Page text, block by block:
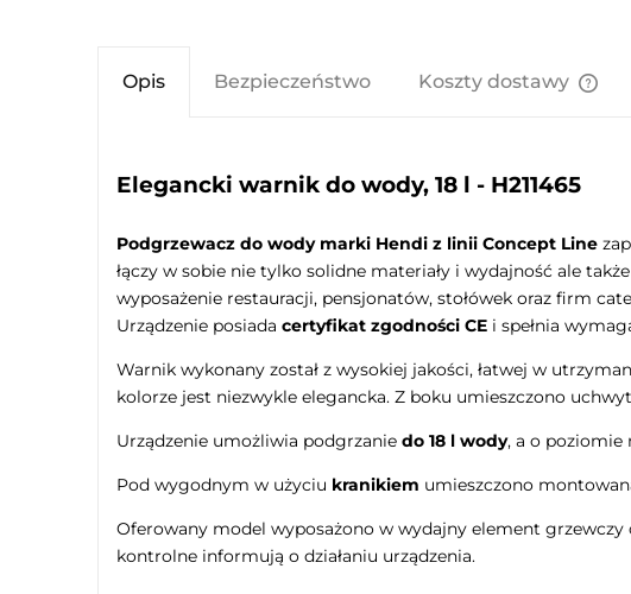
Opis Bezpieczeństwo Koszty dostawy
Elegancki warnik do wody, 18 l - H211465
Podgrzewacz do wody marki Hendi z linii Concept Line
łączy w sobie nie tylko solidne materiały i wydajność ale
wyposażenie restauracji, pensjonatów, stołówek oraz firm
Urządzenie posiada certyfikat zgodności CE i spełnia
Warnik wykonany został z wysokiej jakości, łatwej w
kolorze jest niezwykle elegancka. Z boku umieszczono
Urządzenie umożliwia podgrzanie do 18 l wody, a o poziomie
Pod wygodnym w użyciu kranikiem umieszczono
Oferowany model wyposażono w wydajny element grzewczy
kontrolne informują o działaniu urządzenia.